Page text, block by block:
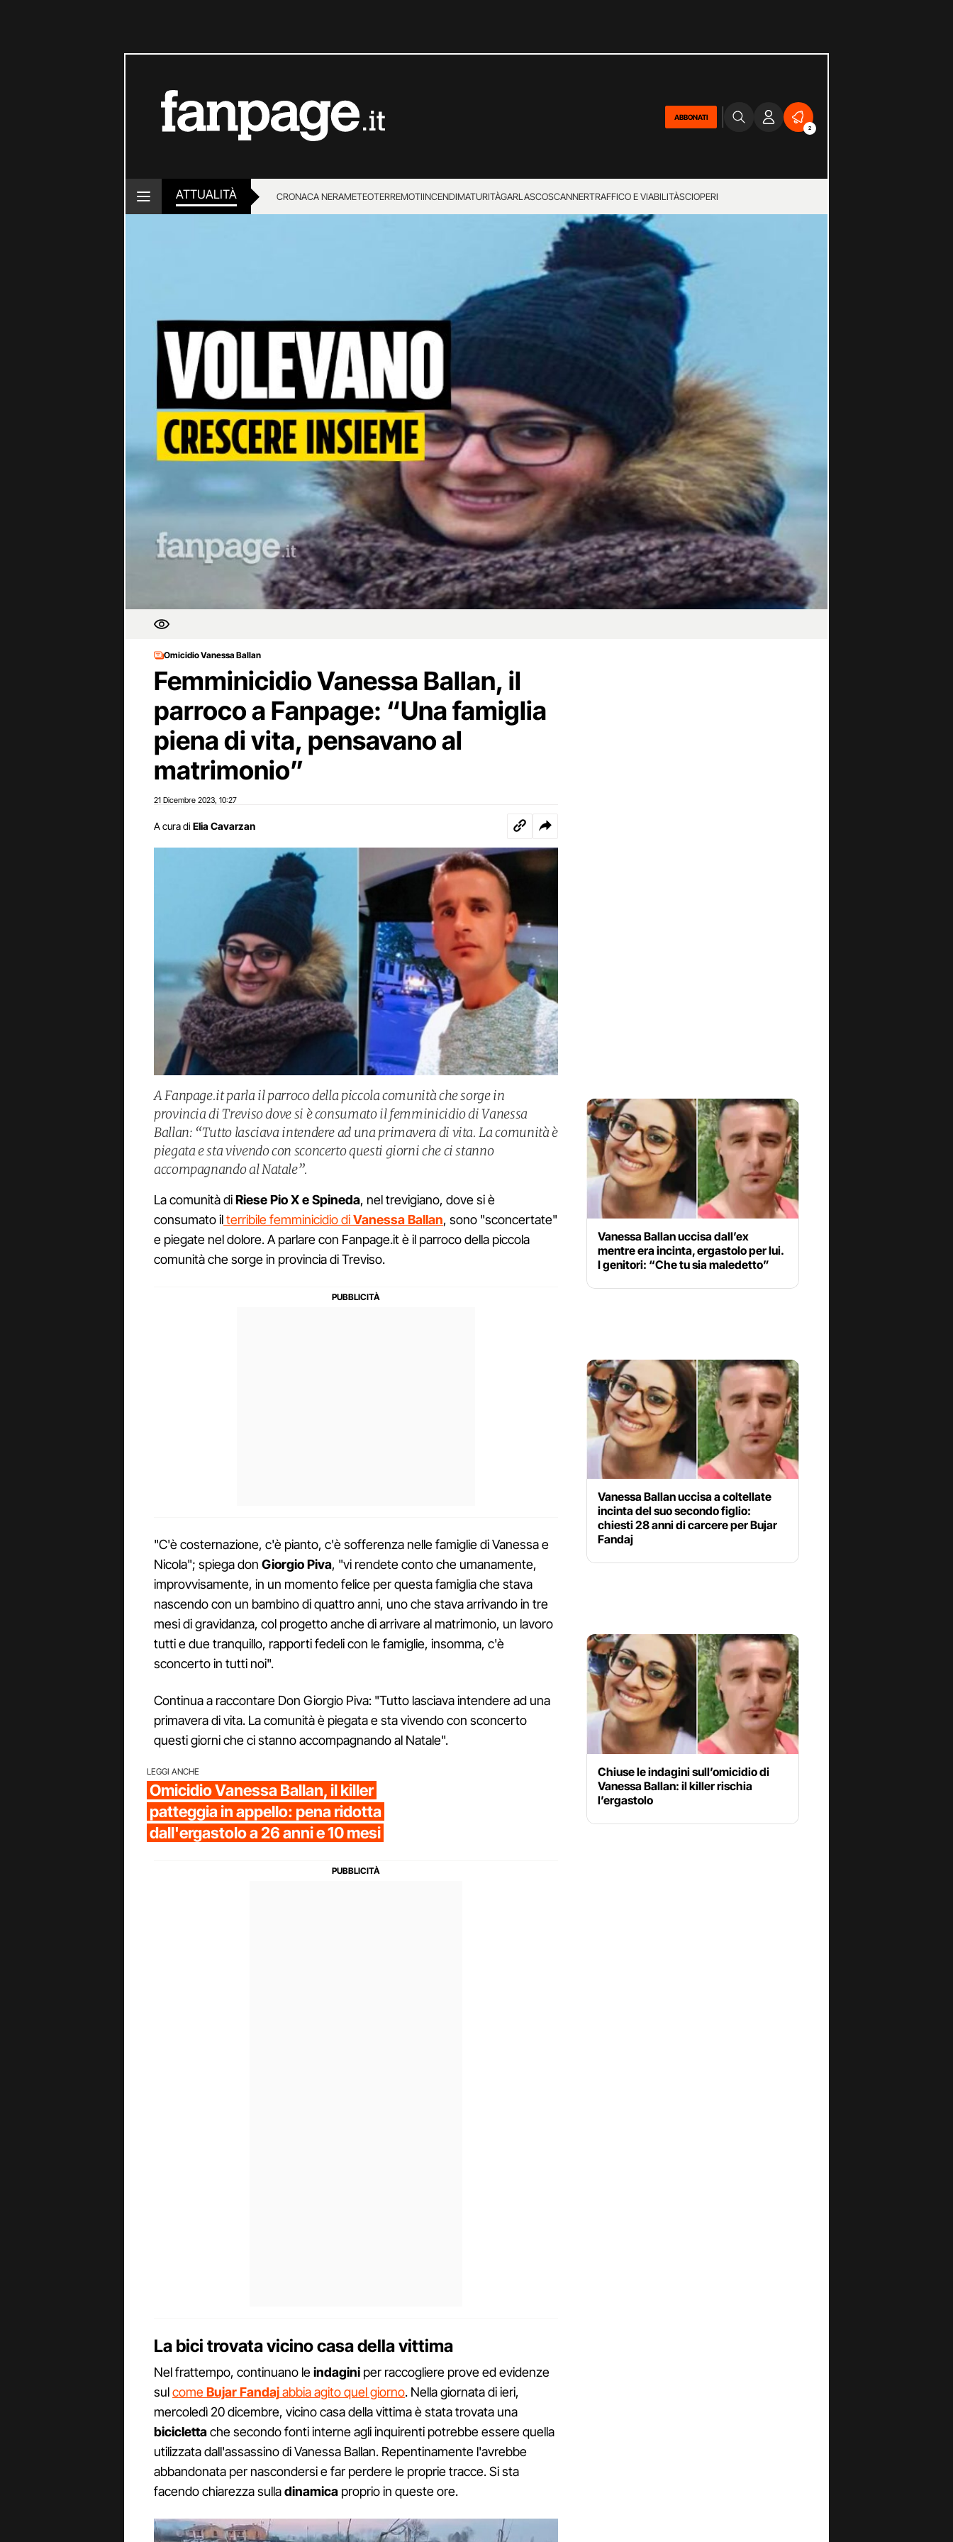
ABBONATI
2
ATTUALITÀ CRONACA NERAMETEOTERREMOTIINCENDIMATURITÀGARLASCOSCANNERTRAFFICO E VIABILITÀSCIOPERI
Omicidio Vanessa Ballan
Femminicidio Vanessa Ballan, il
parroco a Fanpage: “Una famiglia
piena di vita, pensavano al
matrimonio”
21 Dicembre 2023 10:27
A cura di Elia Cavarzan
A Fanpage.it parla il parroco della piccola comunità che sorge in
provincia di Treviso dove si è consumato il femminicidio di Vanessa
Ballan: “Tutto lasciava intendere ad una primavera di vita. La comunità è
piegata e sta vivendo con sconcerto questi giorni che ci stanno
accompagnando al Natale”.
La comunità diRiese Pio X e Spineda, nel trevigiano, dove si è
consumato ilterribile femminicidio diVanessa Ballan, sono "sconcertate"
e piegate nel dolore. A parlare con Fanpage.it è il parroco della piccola
comunità che sorge in provincia di Treviso.
"C'è costernazione, c'è pianto, c'è sofferenza nelle famiglie di Vanessa e
Nicola"; spiega don Giorgio Piva, "vi rendete conto che umanamente,
improvvisamente, in un momento felice per questa famiglia che stava
nascendo con un bambino di quattro anni, uno che stava arrivando in tre
mesi di gravidanza, col progetto anche di arrivare al matrimonio, un lavoro
tutti e due tranquillo, rapporti fedeli con le famiglie, insomma, c'è
sconcerto in tutti noi".
Continua a raccontare Don Giorgio Piva: "Tutto lasciava intendere ad una
primavera di vita. La comunità è piegata e sta vivendo con sconcerto
questi giorni che ci stanno accompagnando al Natale".
LEGGI ANCHE
Omicidio Vanessa Ballan, il killer
patteggia in appello: pena ridotta
dall'ergastolo a 26 anni e 10 mesi
La bici trovata vicino casa della vittima
Nel frattempo, continuano leindagini per raccogliere prove ed evidenze
sulcomeBujar Fandajabbia agito quel giorno. Nella giornata di ieri,
mercoledì 20 dicembre, vicino casa della vittima è stata trovata una
biciclettache secondo fonti interne agli inquirenti potrebbe essere quella
utilizzata dall'assassino di Vanessa Ballan. Repentinamente l'avrebbe
abbandonata per nascondersi e far perdere le proprie tracce. Si sta
facendo chiarezza sulladinamica proprio in queste ore.
Vanessa Ballan uccisa dall’ex
mentre era incinta, ergastolo per lui.
I genitori: “Che tu sia maledetto”
Vanessa Ballan uccisa a coltellate
incinta del suo secondo figlio:
chiesti 28 anni di carcere per Bujar
Fandaj
Chiuse le indagini sull’omicidio di
Vanessa Ballan: il killer rischia
l’ergastolo